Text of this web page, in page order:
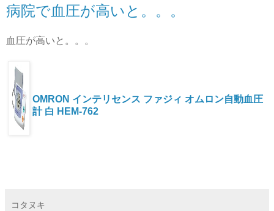
病院で血圧が高いと。。。
血圧が高いと。。。
OMRON インテリセンス ファジィ オムロン自動血圧
計 白 HEM-762
コタヌキ